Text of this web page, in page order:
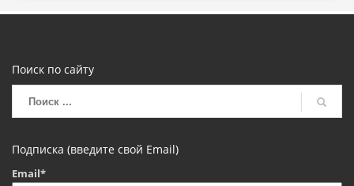
Поиск по сайту
Подписка (введите свой Email)
Email*